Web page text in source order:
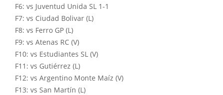
F6: vs Juventud Unida SL 1-1
F7: vs Ciudad Bolivar (L)
F8: vs Ferro GP (L)
F9: vs Atenas RC (V)
F10: vs Estudiantes SL (V)
F11: vs Gutiérrez (L)
F12: vs Argentino Monte Maíz (V)
F13: vs San Martín (L)